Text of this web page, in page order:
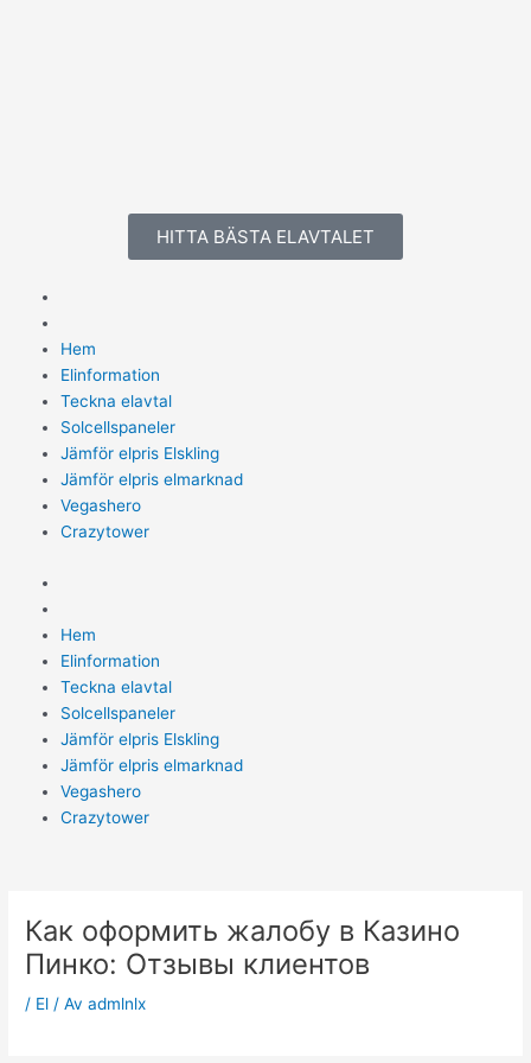
HITTA BÄSTA ELAVTALET
Hem
Elinformation
Teckna elavtal
Solcellspaneler
Jämför elpris Elskling
Jämför elpris elmarknad
Vegashero
Crazytower
Meny
Hem
Elinformation
Teckna elavtal
Solcellspaneler
Jämför elpris Elskling
Jämför elpris elmarknad
Vegashero
Crazytower
Как оформить жалобу в Казино
Пинко: Отзывы клиентов
/ El / Av admlnlx